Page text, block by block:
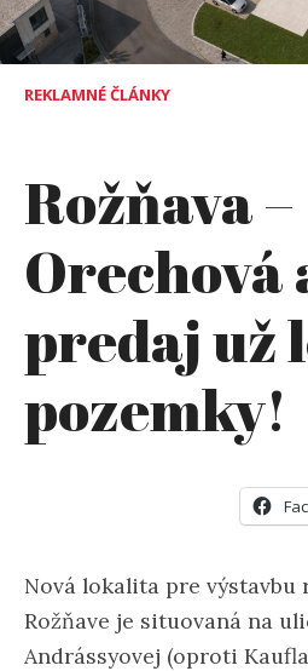
REKLAMNÉ ČLÁNKY
Rožňava –
Orechová
predaj už
pozemky!
Nová lokalita pre výstavbu
Rožňave je situovaná na
Andrássyovej (oproti